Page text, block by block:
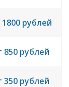
1800 рублей
850 рублей
350 рублей